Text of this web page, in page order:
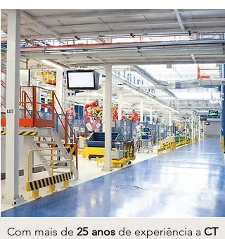
Com mais de25 anosde experiência a CT